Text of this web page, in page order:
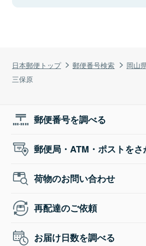
日本郵便トップ 郵便番号検索 岡山
三保原
郵便番号を調べる
郵便局・ATM・ポストをさ
荷物のお問い合わせ
再配達のご依頼
お届け日数を調べる